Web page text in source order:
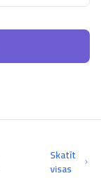
Skatīt
visas